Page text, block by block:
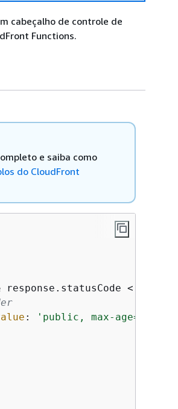
cabeçalho de controle de
Functions.
e saiba como
do CloudFront
response.statusCode <
: 'public, max-